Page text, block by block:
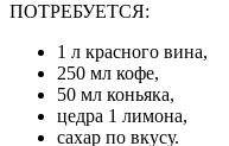
ПОТРЕБУЕТСЯ:
1 л красного вина,
250 мл кофе,
50 мл коньяка,
цедра 1 лимона,
сахар по вкусу.